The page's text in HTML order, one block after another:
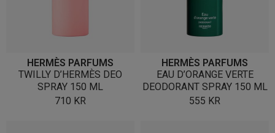
HERMÈS PARFUMS
TWILLY D’HERMÈS DEO
SPRAY 150 ML
710 KR
HERMÈS PARFUMS
EAU D’ORANGE VERTE
DEODORANT SPRAY 150 ML
555 KR